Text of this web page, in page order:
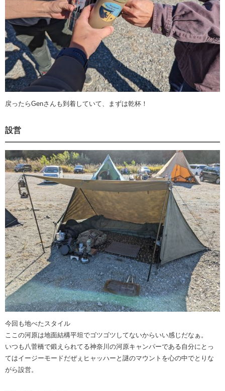
戻ったらGenさんも到着していて、まずは乾杯！
設営
今回も地べたスタイル
ここの河原は地面結構平坦でゴツゴツしてないからいい感じだなぁ。
いつも八菅橋で鍛えられてる神奈川の河原キャンパーである自分にとっ
てはイージーモードだぜぇヒャッハーと謎のマウントを心の中でとりな
がら設営。